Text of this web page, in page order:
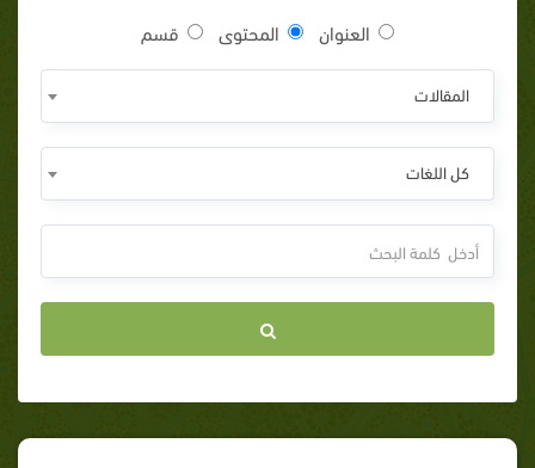
العنوان المحتوى قسم
المقالات
كل اللغات